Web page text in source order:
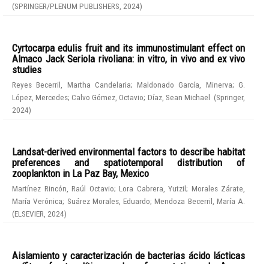
(SPRINGER/PLENUM PUBLISHERS 2024)
Cyrtocarpa edulis fruit and its immunostimulant effect on
Almaco Jack Seriola rivoliana: in vitro, in vivo and ex vivo
studies
Reyes Becerril, Martha Candelaria;Maldonado García, Minerva;G.
López, Mercedes;Calvo Gómez, Octavio; Díaz, Sean Michael (Springer,
2024)
Landsat-derived environmental factors to describe habitat
preferences and spatiotemporal distribution of
zooplankton in La Paz Bay, Mexico
Martínez Rincón, Raúl Octavio; Lora Cabrera, Yutzil; Morales Zárate,
María Verónica; Suárez Morales, Eduardo;Mendoza Becerril, María A.
(ELSEVIER 2024)
Aislamiento y caracterización de bacterias ácido lácticas